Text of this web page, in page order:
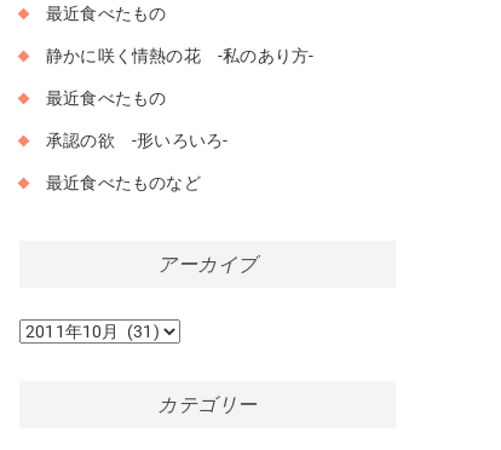
最近食べたもの
静かに咲く情熱の花 -私のあり方-
最近食べたもの
承認の欲 -形いろいろ-
最近食べたものなど
アーカイブ
ア
カテゴリー